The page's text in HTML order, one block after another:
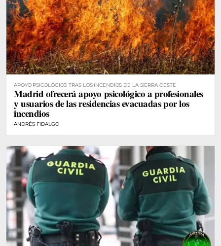
APOYO PSICOLÓGICO TRAS LOS INCENDIOS DE LA SIERRA OESTE
Madrid ofrecerá apoyo psicológico a profesionales
y usuarios de las residencias evacuadas por los
incendios
ANDRÉS FIDALGO